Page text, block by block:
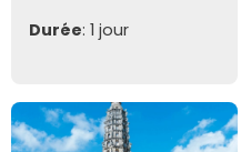
Durée: 1 jour